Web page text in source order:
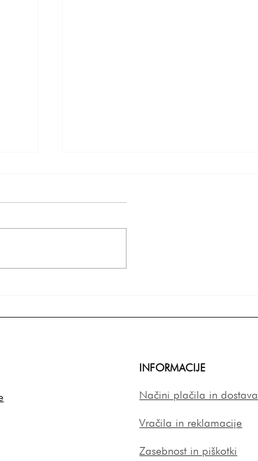
resnično pomenijo nekaj
INFORMACIJE
Načini plačila in dostava
Vračila in reklamacije
Zasebnost in piškotki